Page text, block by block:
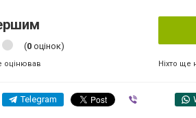
(0 оцінок)
оцінював Ніхто ще
Telegram